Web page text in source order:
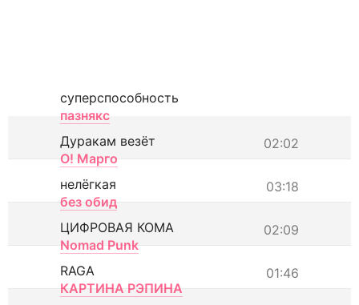
суперспособность
пазнякс
02:02
Дуракам везёт
О! Марго
03:18
нелёгкая
без обид
02:09
ЦИФРОВАЯ КОМА
Nomad Punk
01:46
RAGA
КАРТИНА РЭПИНА